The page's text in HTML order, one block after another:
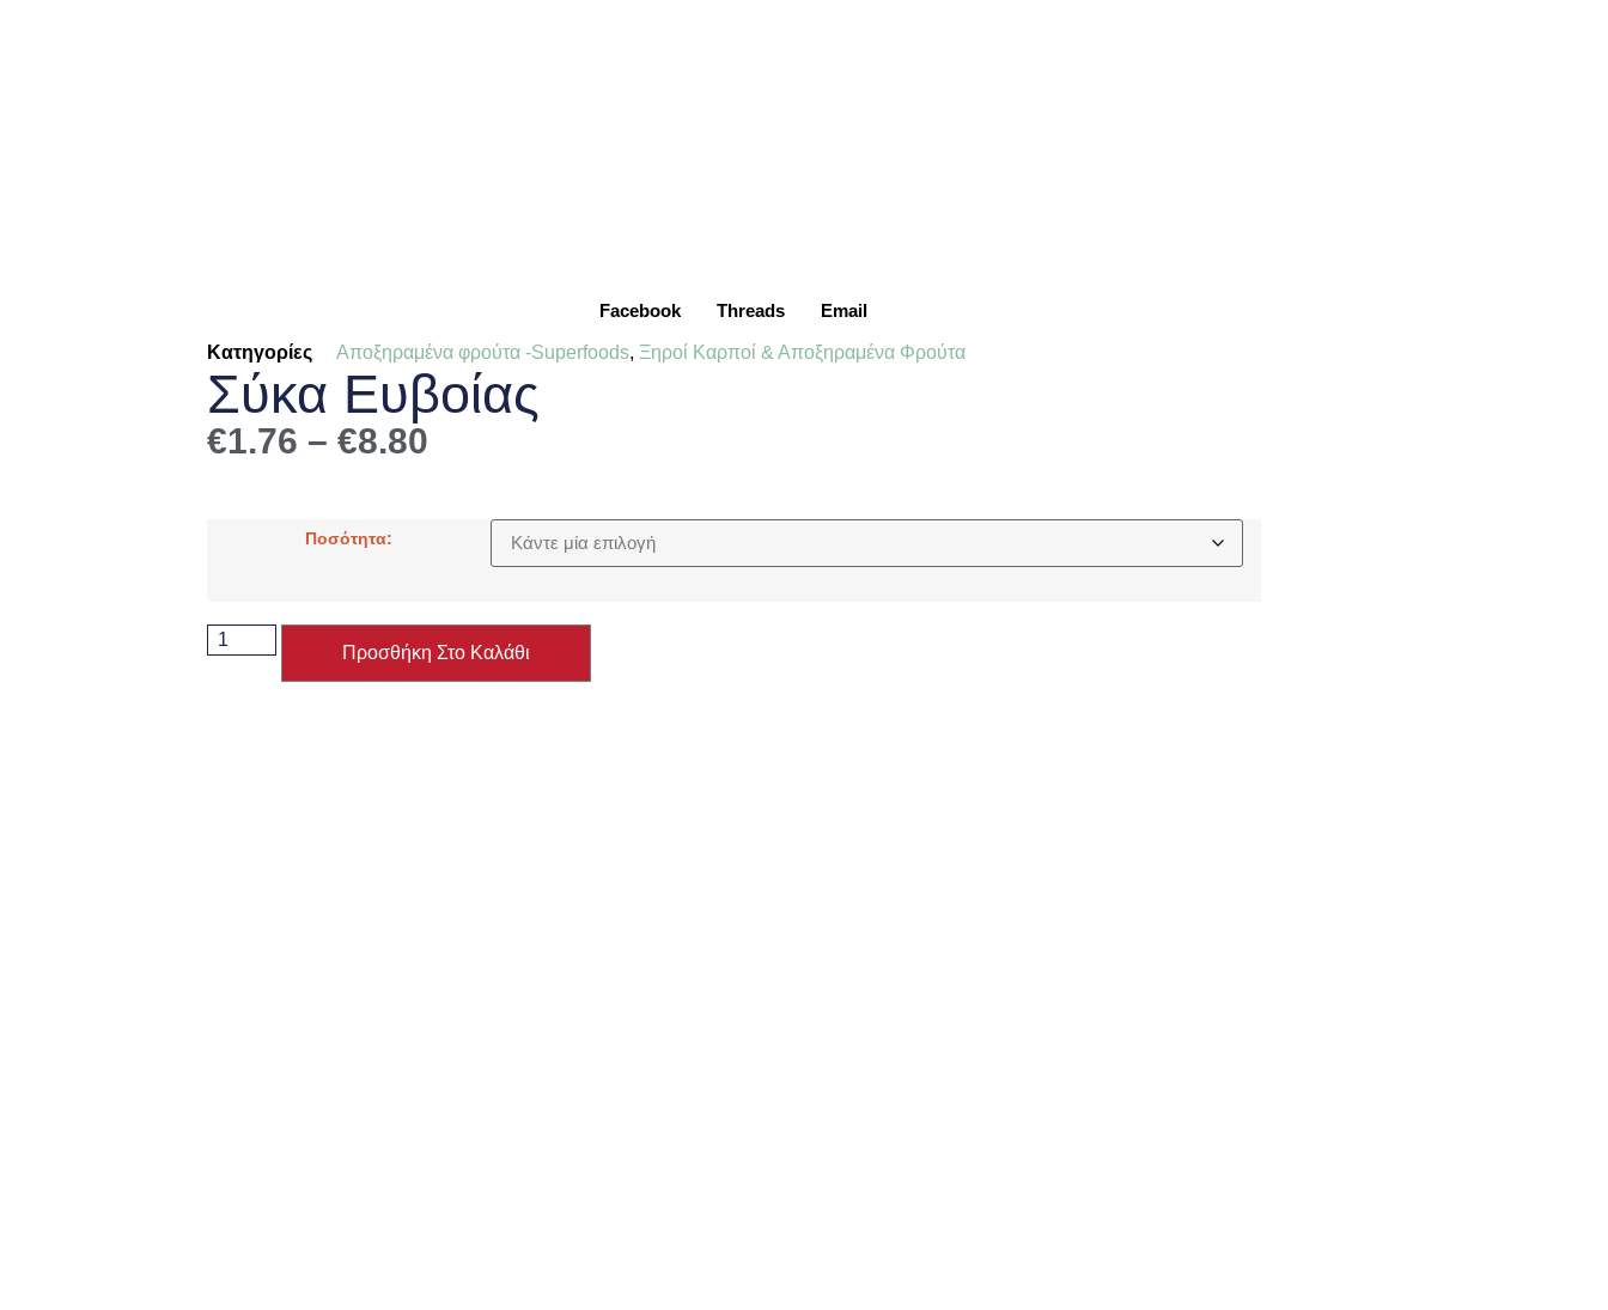
Facebook Threads Email
Κατηγορίες Αποξηραμένα φρούτα -Superfoods, Ξηροί Καρποί & Αποξηραμένα Φρούτα
Σύκα Ευβοίας
€1.76 – €8.80
Ποσότητα:
Προσθήκη Στο Καλάθι